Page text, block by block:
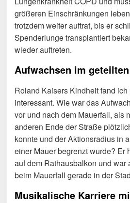
größeren Einschränkungen
trotzdem weiter auftrat, bis er
Spenderlunge transplantiert
wieder auftreten.
Aufwachsen im
Roland Kaisers Kindheit fand
interessant. Wie war das
vor und nach dem Mauerfall, als
anderen Ende der Straße
konnte und der Aktionsradius in
einer Mauer begrenzt wurde? Er
auf dem Rathausbalkon und war
beim Mauerfall gerade in der
Musikalische Karriere